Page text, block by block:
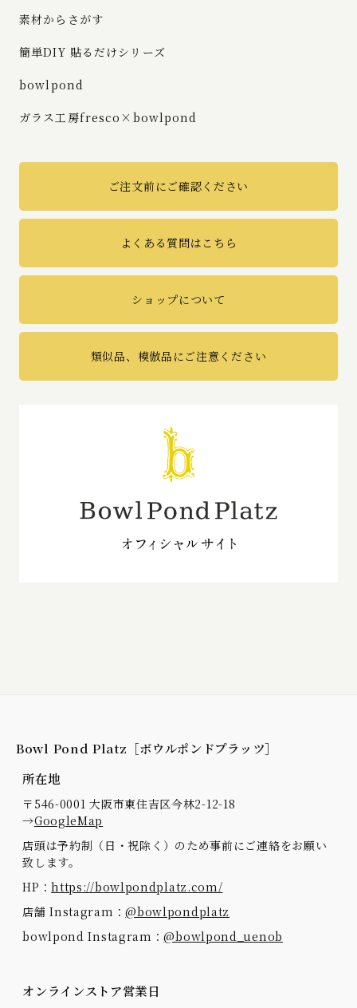
素材からさがす
簡単DIY 貼るだけシリーズ
bowlpond
ガラス工房fresco×bowlpond
ご注文前にご確認ください
よくある質問はこちら
ショップについて
類似品、模倣品にご注意ください
Bowl Pond Platz［ボウルポンドプラッツ］
所在地
〒546-0001 大阪市東住吉区今林2-12-18
→GoogleMap
店頭は予約制（日・祝除く）のため事前にご連絡をお願い
致します。
HP：https://bowlpondplatz.com/
店舗 Instagram：@bowlpondplatz
bowlpond Instagram：@bowlpond_uenob
オンラインストア営業日